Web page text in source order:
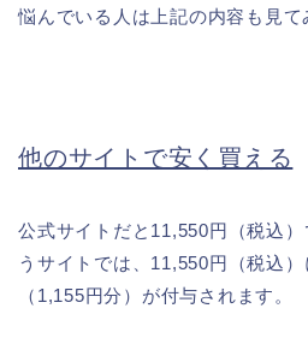
悩んでいる人は上記の内容も見て
他のサイトで安く買える
公式サイトだと11,550円（税込）
うサイトでは、11,550円（税込
（1,155円分）が付与されます。